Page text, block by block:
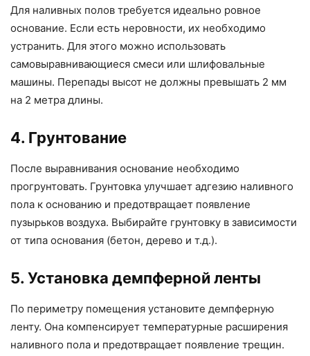
Для наливных полов требуется идеально ровное
основание. Если есть неровности, их необходимо
устранить. Для этого можно использовать
самовыравнивающиеся смеси или шлифовальные
машины. Перепады высот не должны превышать 2 мм
на 2 метра длины.
4. Грунтование
После выравнивания основание необходимо
прогрунтовать. Грунтовка улучшает адгезию наливного
пола к основанию и предотвращает появление
пузырьков воздуха. Выбирайте грунтовку в зависимости
от типа основания (бетон, дерево и т.д.).
5. Установка демпферной ленты
По периметру помещения установите демпферную
ленту. Она компенсирует температурные расширения
наливного пола и предотвращает появление трещин.